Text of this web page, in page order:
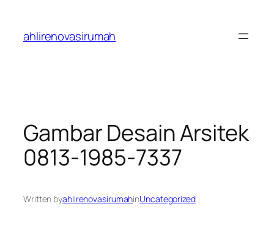
content
ahlirenovasirumah
Gambar Desain Arsitek
0813-1985-7337
Written byahlirenovasirumahinUncategorized